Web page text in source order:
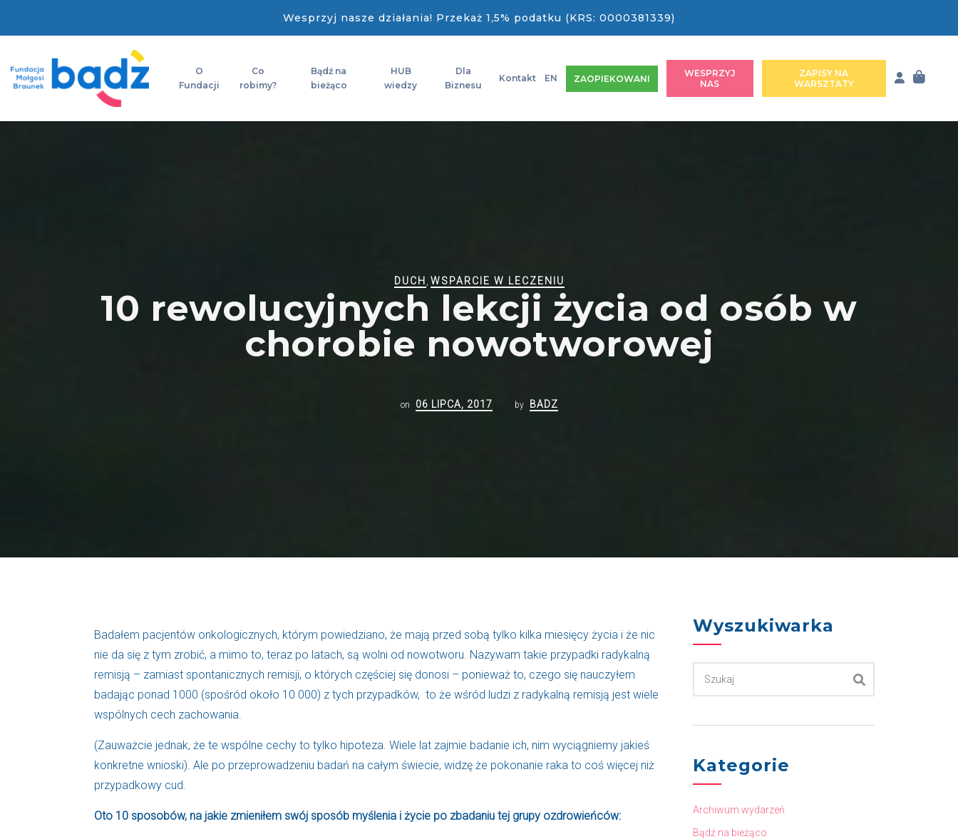
Wesprzyj nasze działania! Przekaż 1,5% podatku (KRS: 0000381339)
O
Fundacji
Co
robimy?
Bądź na
bieżąco
HUB
wiedzy
Dla
Biznesu
Kontakt EN ZAOPIEKOWANI
WESPRZYJ
NAS
ZAPISY NA
WARSZTATY
DUCH WSPARCIE W LECZENIU
10 rewolucyjnych lekcji życia od osób w
chorobie nowotworowej
on 06 LIPCA, 2017 by BADZ
Badałem pacjentów onkologicznych, którym powiedziano, że mają przed sobą tylko kilka miesięcy życia i że nic
nie da się z tym zrobić, a mimo to, teraz po latach, są wolni od nowotworu. Nazywam takie przypadki radykalną
remisją – zamiast spontanicznych remisji, o których częściej się donosi – ponieważ to, czego się nauczyłem
badając ponad 1000 (spośród około 10 000) z tych przypadków, to że wśród ludzi z radykalną remisją jest wiele
wspólnych cech zachowania.
(Zauważcie jednak, że te wspólne cechy to tylko hipoteza. Wiele lat zajmie badanie ich, nim wyciągniemy jakieś
konkretne wnioski). Ale po przeprowadzeniu badań na całym świecie, widzę że pokonanie raka to coś więcej niż
przypadkowy cud.
Oto 10 sposobów, na jakie zmieniłem swój sposób myślenia i życie po zbadaniu tej grupy ozdrowieńców:
Wyszukiwarka
Kategorie
Archiwum wydarzeń
Bądź na bieżąco